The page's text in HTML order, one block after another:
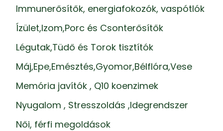
Immunerősítők, energiafokozók, vaspótlók
Ízület,Izom,Porc és Csonterősítők
Légutak,Tüdő és Torok tisztítók
Máj,Epe,Emésztés,Gyomor,Bélflóra,Vese
Memória javítók , Q10 koenzimek
Nyugalom , Stresszoldás ,Idegrendszer
Női, férfi megoldások